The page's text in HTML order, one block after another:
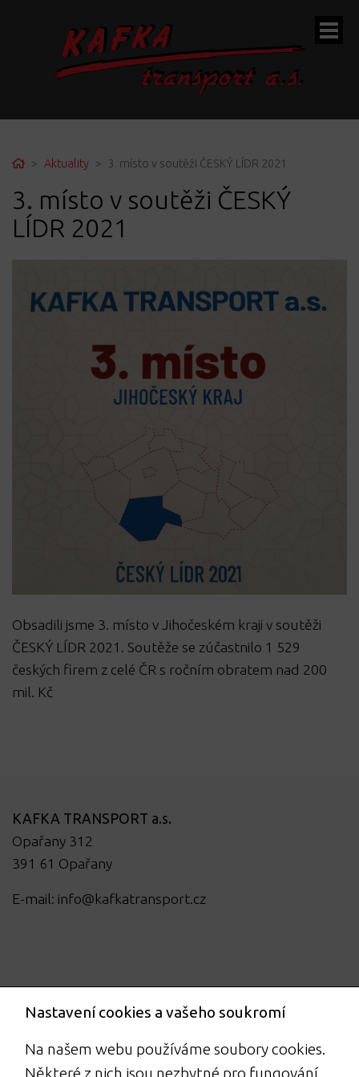
HomeAktuality 3. místo v soutěži ČESKÝ LÍDR 2021
3. místo v soutěži ČESKÝ
LÍDR 2021
Obsadili jsme 3. místo v Jihočeském kraji v soutěži
ČESKÝ LÍDR 2021. Soutěže se zúčastnilo 1 529
českých firem z celé ČR s ročním obratem nad 200
mil. Kč
KAFKA TRANSPORT a.s.
Opařany 312
391 61 Opařany
E-mail: info@kafkatransport.cz
Nastavení cookies a vašeho soukromí
Na našem webu používáme soubory cookies.
Některé z nich jsou nezbytné pro fungování